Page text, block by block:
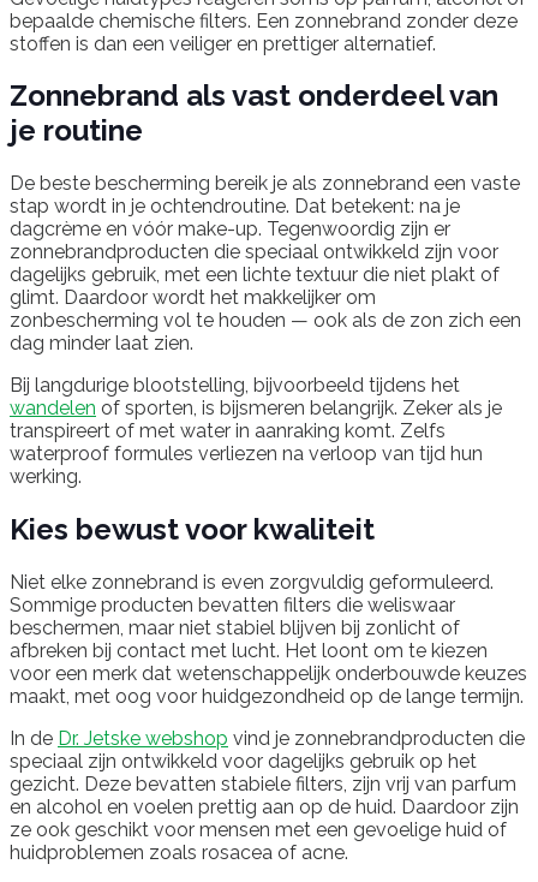
bepaalde chemische filters. Een zonnebrand zonder deze
stoffen is dan een veiliger en prettiger alternatief.
Zonnebrand als vast onderdeel van
je routine
De beste bescherming bereik je als zonnebrand een vaste
stap wordt in je ochtendroutine. Dat betekent: na je
dagcrème en vóór make-up. Tegenwoordig zijn er
zonnebrandproducten die speciaal ontwikkeld zijn voor
dagelijks gebruik, met een lichte textuur die niet plakt of
glimt. Daardoor wordt het makkelijker om
zonbescherming vol te houden — ook als de zon zich een
dag minder laat zien.
Bij langdurige blootstelling, bijvoorbeeld tijdens het
wandelen of sporten, is bijsmeren belangrijk. Zeker als je
transpireert of met water in aanraking komt. Zelfs
waterproof formules verliezen na verloop van tijd hun
werking.
Kies bewust voor kwaliteit
Niet elke zonnebrand is even zorgvuldig geformuleerd.
Sommige producten bevatten filters die weliswaar
beschermen, maar niet stabiel blijven bij zonlicht of
afbreken bij contact met lucht. Het loont om te kiezen
voor een merk dat wetenschappelijk onderbouwde keuzes
maakt, met oog voor huidgezondheid op de lange termijn.
In de Dr. Jetske webshop vind je zonnebrandproducten die
speciaal zijn ontwikkeld voor dagelijks gebruik op het
gezicht. Deze bevatten stabiele filters, zijn vrij van parfum
en alcohol en voelen prettig aan op de huid. Daardoor zijn
ze ook geschikt voor mensen met een gevoelige huid of
huidproblemen zoals rosacea of acne.